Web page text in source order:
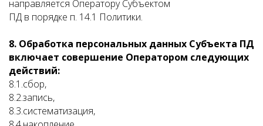
направляется Оператору Субъектом
ПД в порядке п. 14.1 Политики.
8. Обработка персональных данных Субъекта ПД
включает совершение Оператором следующих
действий:
8.1.сбор,
8.2.запись,
8.3.систематизация,